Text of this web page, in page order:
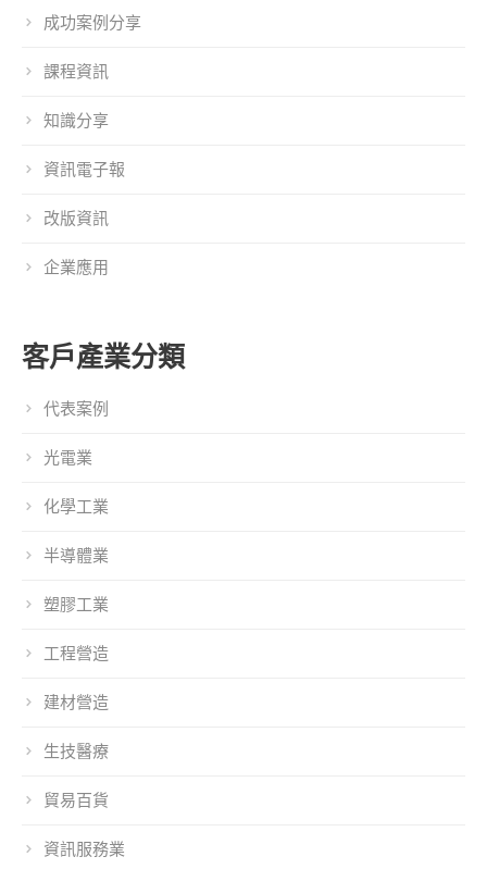
成功案例分享
課程資訊
知識分享
資訊電子報
改版資訊
企業應用
客戶產業分類
代表案例
光電業
化學工業
半導體業
塑膠工業
工程營造
建材營造
生技醫療
貿易百貨
資訊服務業